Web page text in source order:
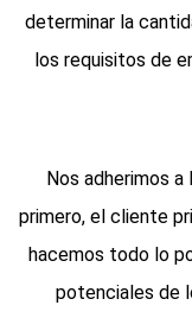
determinar la
los requisitos de
Nos adherimos
primero, el cliente
hacemos todo lo
potenciales de